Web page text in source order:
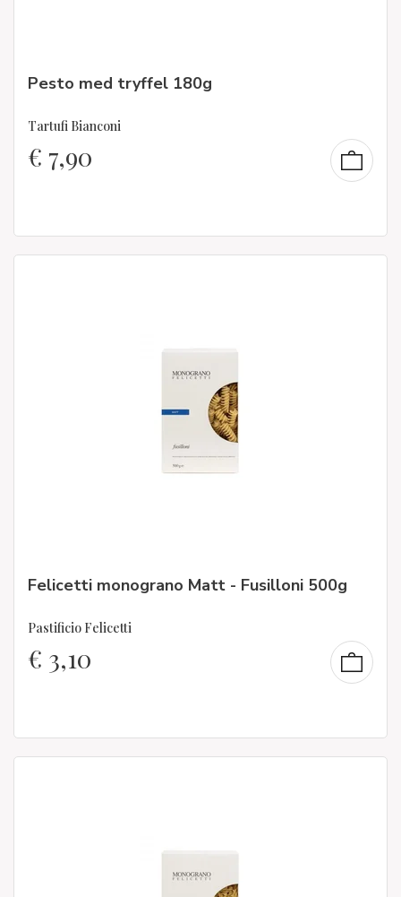
Pesto med tryffel 180g
Tartufi Bianconi
€ 7,90
Felicetti monograno Matt - Fusilloni 500g
Pastificio Felicetti
€ 3,10